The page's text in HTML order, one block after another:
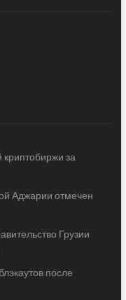
криптобиржи за
Аджарии отмечен
Грузии
после